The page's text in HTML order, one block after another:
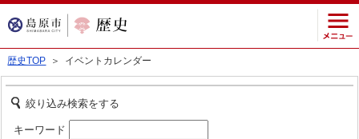
歴史TOP ＞ イベントカレンダー
絞り込み検索をする
キーワード